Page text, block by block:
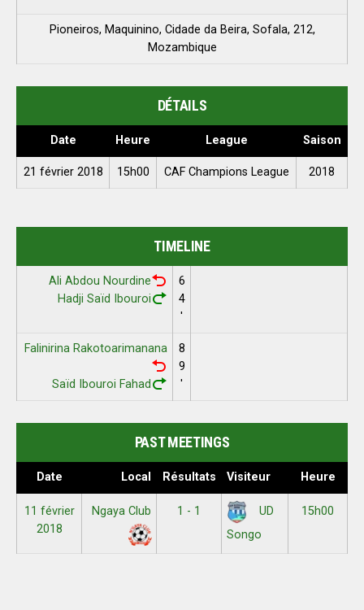
Pioneiros, Maquinino, Cidade da Beira, Sofala, 212,
Mozambique
DÉTAILS
Date Heure League Saison
21 février 2018 15h00 CAF Champions League 2018
TIMELINE
Ali Abdou Nourdine
Hadji Saïd Ibouroi
6
4
'
Falinirina Rakotoarimanana
Saïd Ibouroi Fahad
8
9
'
PAST MEETINGS
Date Local Résultats Visiteur Heure
11 février
2018
Ngaya Club 1 - 1
UD
Songo
15h00